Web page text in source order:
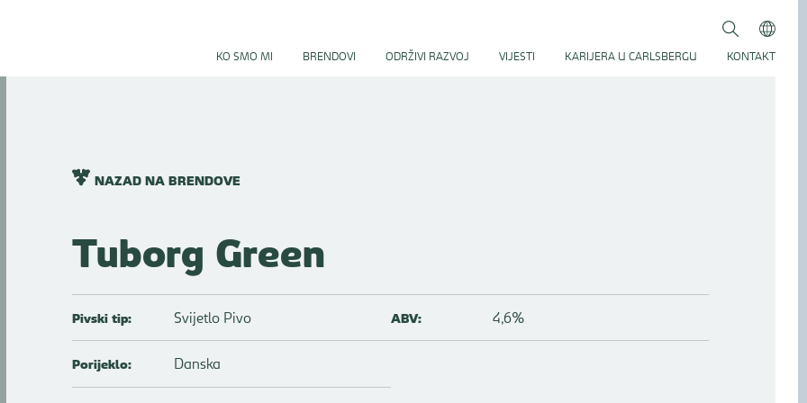
Traži
Submit
KO SMO MI
BRENDOVI ODRŽIVI RAZVOJ VIJESTI KARIJERA U CARLSBERGU KONTAKT
NAZAD NA BRENDOVE
Tuborg Green
Pivski tip: Svijetlo Pivo ABV: 4,6%
Porijeklo: Danska